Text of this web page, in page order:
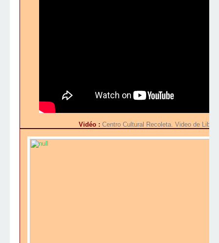
Vidéo : Centro Cultural Recoleta. Video de